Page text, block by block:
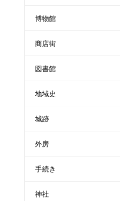
博物館
商店街
図書館
地域史
城跡
外房
手続き
神社